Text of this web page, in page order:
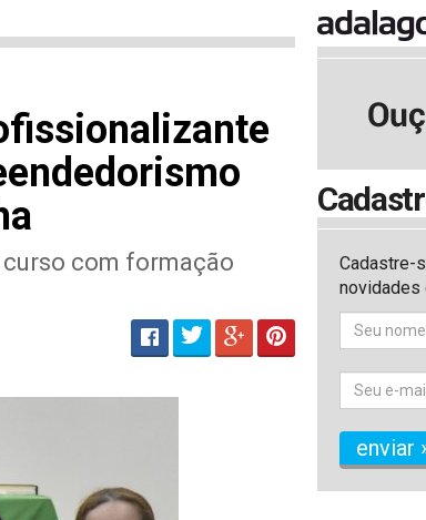
com formação
Cadastre-
novidades
enviar